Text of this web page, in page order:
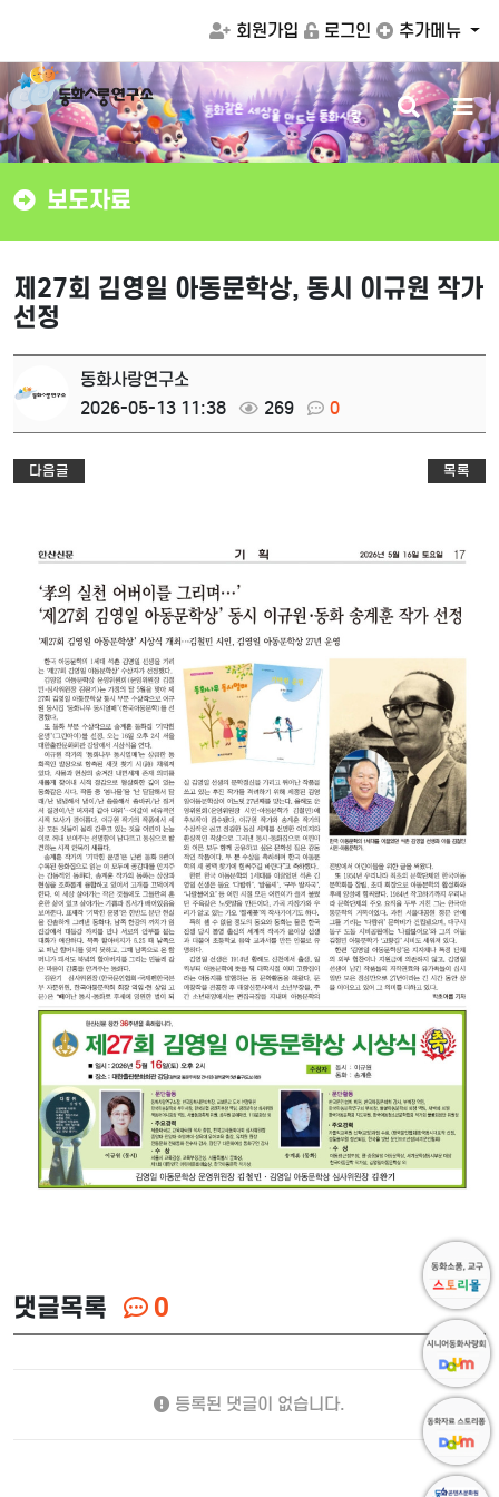
회원가입 로그인 추가메뉴
동화같은 세상을 만드는 동화사랑
검
색
버
튼
메
뉴
버
튼
보도자료
제27회 김영일 아동문학상, 동시 이규원 작가
선정
동화사랑연구소
2026-05-13 11:38
269 0
다음글 목록
댓글목록 0
등록된 댓글이 없습니다.